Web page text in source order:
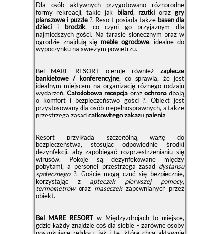
Dla osób aktywnych przygotowano różnorodne
formy rekreacji, takie jak bilard, rzutkiorazgry
planszowe i puzzle ?. Resort posiada także basen dla
dziecii brodzik, co czyni go przyjaznym dla
najmłodszych gości. Na tarasie słonecznym oraz w
ogrodzie znajdują się meble ogrodowe, idealne do
wypoczynku na świeżym powietrzu.
Bel MARE RESORT oferuje równieżzaplecze
bankietowe / konferencyjne, co sprawia, że jest
idealnym miejscem na organizację różnego rodzaju
wydarzeń.Całodobowa recepcja oraz ochronadbają
o komfort i bezpieczeństwo gości ?. Obiekt jest
przystosowany dla osób niepełnosprawnych, a także
przestrzega zasadcałkowitego zakazu palenia.
Resort przykłada szczególną wagę do
bezpieczeństwa, stosując odpowiednie środki
dezynfekcji, aby zapobiegać rozprzestrzenianiu się
wirusów. Pokoje są dezynfekowane między
pobytami, a personel przestrzega zasad dystansu
społecznego?. Goście mogą czuć się bezpiecznie,
korzystając z apteczek pierwszej pomocy,
termometróworaz maseczekzapewnianych przez
obiekt.
Bel MARE RESORT w Międzyzdrojach to miejsce,
gdzie każdy znajdzie coś dla siebie – zarówno osoby